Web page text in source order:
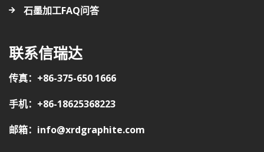
石墨加工FAQ问答
联系信瑞达
传真：+86-375-650 1666
手机：+86-18625368223
邮箱：info@xrdgraphite.com